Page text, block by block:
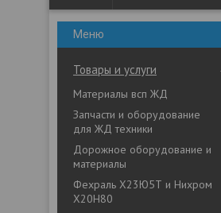
Товары и услуги
Материалы всп ЖД
Запчасти и оборудование
для ЖД техники
Дорожное оборудование и
материалы
Фехраль Х23Ю5Т и Нихром
Х20Н80